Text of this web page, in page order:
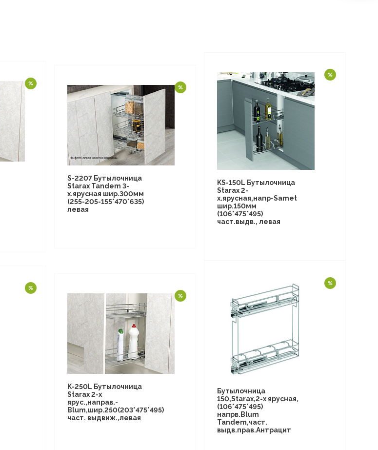
S-2207 Бутылочница
Starax Tandem 3-
х.ярусная шир.300мм
(255-205-155*470*635)
левая
KS-150L Бутылочница
Starax 2-
х.ярусная,напр-Samet
шир.150мм
(106*475*495)
част.выдв., левая
K-250L Бутылочница
Starax 2-х
ярус.,направ.-
Blum,шир.250(203*475*495)
част. выдвиж.,левая
Бутылочница
150,Starax,2-х ярусная,
(106*475*495)
напрв.Blum
Tandem,част.
выдв.прав.Антрацит